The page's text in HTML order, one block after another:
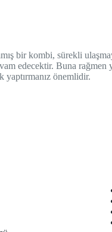
bir kombi, sürekli
edecektir. Buna rağmen
yaptırmanız önemlidir.